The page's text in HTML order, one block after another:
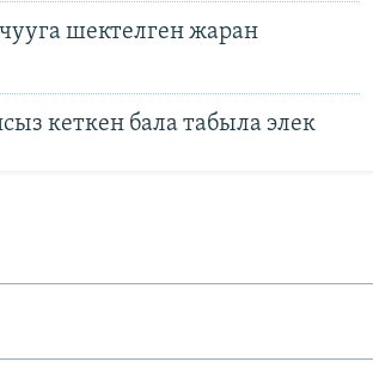
шектелген жаран
кеткен бала табыла элек